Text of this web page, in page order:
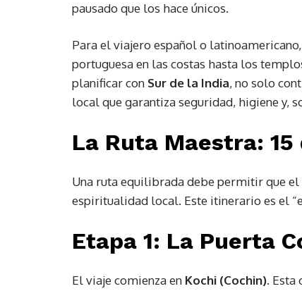
pausado que los hace únicos.
Para el viajero español o
portuguesa en las costas hasta los
planificar con Sur de la India, no solo
local que garantiza seguridad, higiene y,
La Ruta Maestra:
Una ruta equilibrada debe permitir que
espiritualidad local. Este itinerario es el
Etapa 1: La Puerta
El viaje comienza en Kochi (Cochin). Esta